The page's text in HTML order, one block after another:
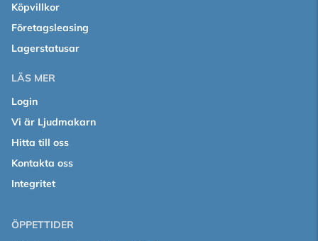
Köpvillkor
Företagsleasing
Lagerstatusar
LÄS MER
Login
Vi är Ljudmakarn
Hitta till oss
Kontakta oss
Integritet
ÖPPETTIDER